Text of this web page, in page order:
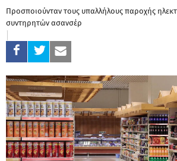
Προσποιούνταν τους υπαλλήλους παροχής
συντηρητών ασανσέρ